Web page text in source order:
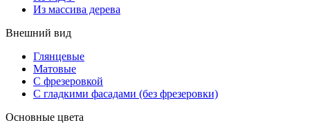
Из массива дерева
Внешний вид
Глянцевые
Матовые
С фрезеровкой
С гладкими фасадами (без фрезеровки)
Основные цвета